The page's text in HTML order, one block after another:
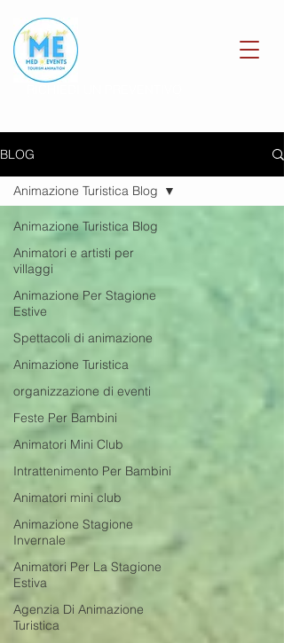
BLOG
Animazione Turistica Blog
Animatori e artisti per
villaggi
Animazione Per Stagione
Estive
Spettacoli di animazione
Animazione Turistica
organizzazione di eventi
Feste Per Bambini
Animatori Mini Club
Intrattenimento Per Bambini
Animatori mini club
Animazione Stagione
Invernale
Animatori Per La Stagione
Estiva
Agenzia Di Animazione
Turistica
Animazione Turistica Blog